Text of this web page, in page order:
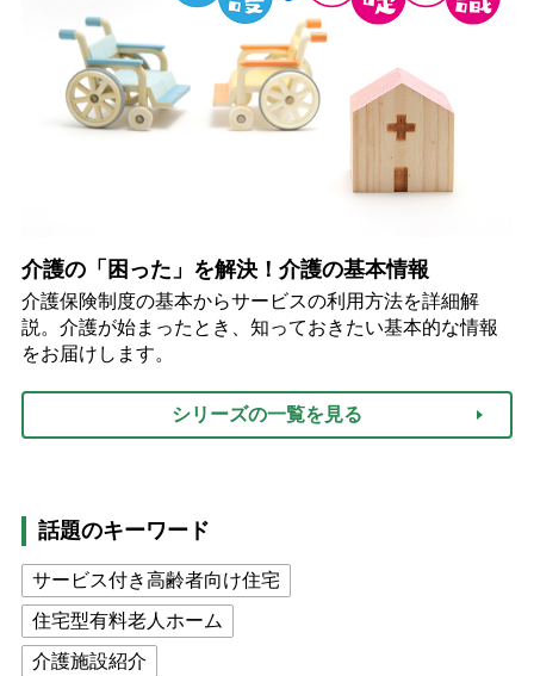
介護の「困った」を解決！介護の基本情報
介護保険制度の基本からサービスの利用方法を詳細解
説。介護が始まったとき、知っておきたい基本的な情報
をお届けします。
シリーズの一覧を見る
話題のキーワード
サービス付き高齢者向け住宅
住宅型有料老人ホーム
介護施設紹介